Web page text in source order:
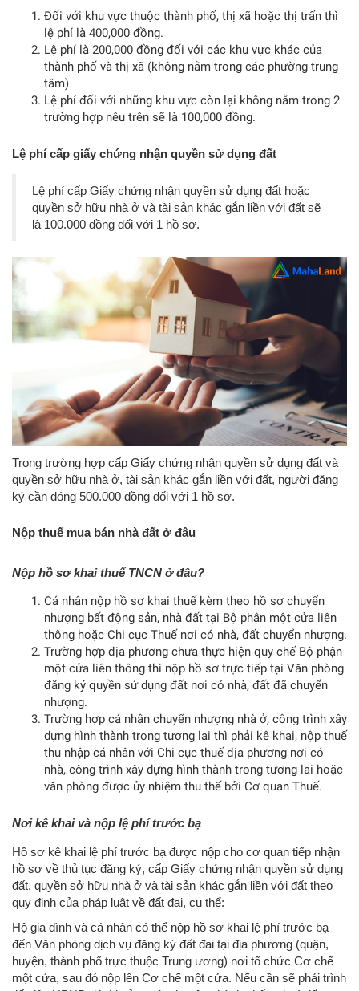
Đối với khu vực thuộc thành phố, thị xã hoặc thị trấn thì
lệ phí là 400,000 đồng.
Lệ phí là 200,000 đồng đối với các khu vực khác của
thành phố và thị xã (không nằm trong các phường trung
tâm)
Lệ phí đối với những khu vực còn lại không nằm trong 2
trường hợp nêu trên sẽ là 100,000 đồng.
Lệ phí cấp giấy chứng nhận quyền sử dụng đất
Lệ phí cấp Giấy chứng nhận quyền sử dụng đất hoặc
quyền sở hữu nhà ở và tài sản khác gắn liền với đất sẽ
là 100.000 đồng đối với 1 hồ sơ.
Trong trường hợp cấp Giấy chứng nhận quyền sử dụng đất và
quyền sở hữu nhà ở, tài sản khác gắn liền với đất, người đăng
ký cần đóng 500.000 đồng đối với 1 hồ sơ.
Nộp thuế mua bán nhà đất ở đâu
Nộp hồ sơ khai thuế TNCN ở đâu?
Cá nhân nộp hồ sơ khai thuế kèm theo hồ sơ chuyển
nhượng bất động sản, nhà đất tại Bộ phận một cửa liên
thông hoặc Chi cục Thuế nơi có nhà, đất chuyển nhượng.
Trường hợp địa phương chưa thực hiện quy chế Bộ phận
một cửa liên thông thì nộp hồ sơ trực tiếp tại Văn phòng
đăng ký quyền sử dụng đất nơi có nhà, đất đã chuyển
nhượng.
Trường hợp cá nhân chuyển nhượng nhà ở, công trình xây
dựng hình thành trong tương lai thì phải kê khai, nộp thuế
thu nhập cá nhân với Chi cục thuế địa phương nơi có
nhà, công trình xây dựng hình thành trong tương lai hoặc
văn phòng được ủy nhiệm thu thế bởi Cơ quan Thuế.
Nơi kê khai và nộp lệ phí trước bạ
Hồ sơ kê khai lệ phí trước bạ được nộp cho cơ quan tiếp nhận
hồ sơ về thủ tục đăng ký, cấp Giấy chứng nhận quyền sử dụng
đất, quyền sở hữu nhà ở và tài sản khác gắn liền với đất theo
quy định của pháp luật về đất đai, cụ thể:
Hộ gia đình và cá nhân có thể nộp hồ sơ khai lệ phí trước bạ
đến Văn phòng dịch vụ đăng ký đất đai tại địa phương (quận,
huyện, thành phố trực thuộc Trung ương) nơi tổ chức Cơ chế
một cửa, sau đó nộp lên Cơ chế một cửa. Nếu cần sẽ phải trình